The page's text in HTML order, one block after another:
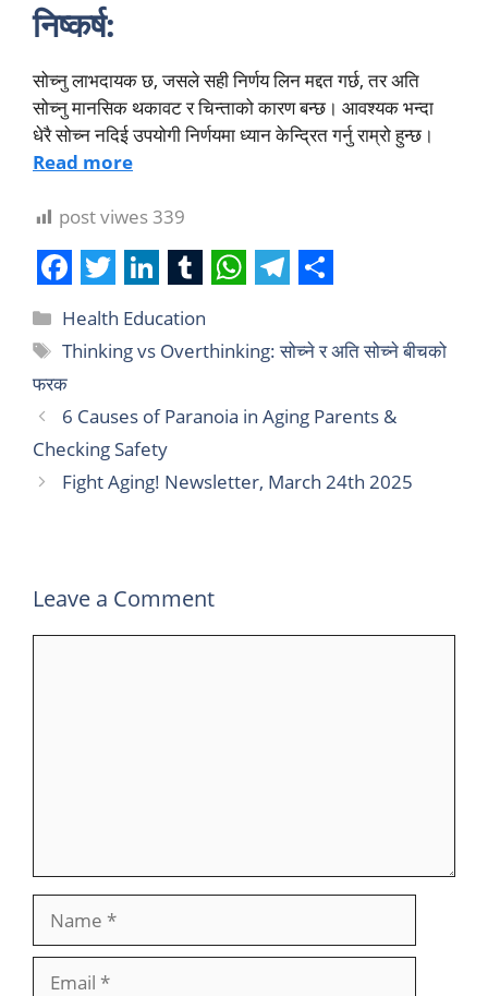
निष्कर्ष:
सोच्नु लाभदायक छ, जसले सही निर्णय लिन मद्दत गर्छ, तर अति
सोच्नु मानसिक थकावट र चिन्ताको कारण बन्छ। आवश्यक भन्दा
धेरै सोच्न नदिई उपयोगी निर्णयमा ध्यान केन्द्रित गर्नु राम्रो हुन्छ।
Read more
post viwes339
F
a
c
e
b
o
T
w
i
t
t
e
L
i
n
k
e
d
T
u
m
b
r
h
a
t
A
e
l
e
r
h
a
r
e
Health Education
Thinking vs Overthinking: सोच्ने र अति सोच्ने बीचको
फरक
6 Causes of Paranoia in Aging Parents &
Checking Safety
Fight Aging! Newsletter, March 24th 2025
Leave a Comment